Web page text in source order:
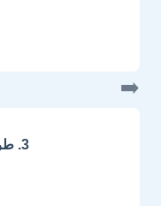
➡️
3. طراحی متدولوژی